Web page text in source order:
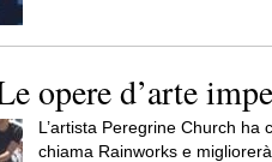
opere d’arte
L’artista Peregrine Church ha
chiama Rainworks e